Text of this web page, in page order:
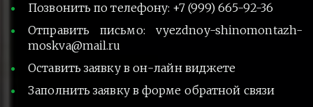
Позвонить по телефону: +7 (999) 665-92-36
Отправить письмо: vyezdnoy-shinomontazh-
moskva@mail.ru
Оставить заявку в он-лайн виджете
Заполнить заявку в форме обратной связи